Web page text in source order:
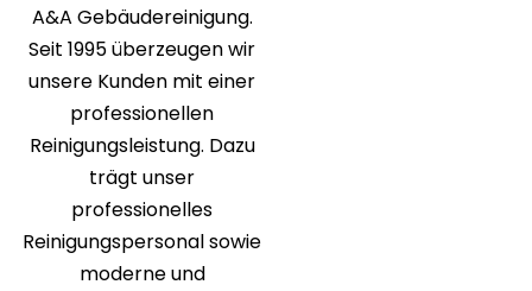
A&A Gebäudereinigung.
Seit 1995 überzeugen wir
unsere Kunden mit einer
professionellen
Reinigungsleistung. Dazu
trägt unser
professionelles
Reinigungspersonal sowie
moderne und